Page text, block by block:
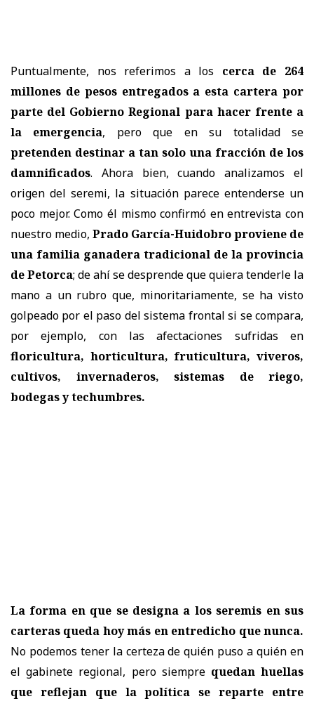
Puntualmente, nos referimos a los cerca de 264
millones de pesos entregados a esta cartera por
parte del Gobierno Regional para hacer frente a
la emergencia, pero que en su totalidad se
pretenden destinar a tan solo una fracción de los
damnificados. Ahora bien, cuando analizamos el
origen del seremi, la situación parece entenderse un
poco mejor. Como él mismo confirmó en entrevista con
nuestro medio, Prado García-Huidobro proviene de
una familia ganadera tradicional de la provincia
de Petorca; de ahí se desprende que quiera tenderle la
mano a un rubro que, minoritariamente, se ha visto
golpeado por el paso del sistema frontal si se compara,
por ejemplo, con las afectaciones sufridas en
floricultura, horticultura, fruticultura, viveros,
cultivos, invernaderos, sistemas de riego,
bodegas y techumbres.
La forma en que se designa a los seremis en sus
carteras queda hoy más en entredicho que nunca.
No podemos tener la certeza de quién puso a quién en
el gabinete regional, pero siempre quedan huellas
que reflejan que la política se reparte entre